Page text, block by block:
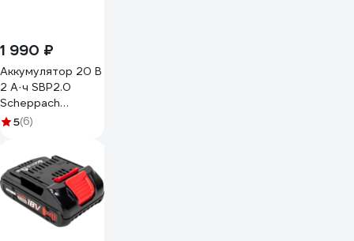
1 990 ₽
Аккумулятор 20 В
2 А·ч SBP2.0
Scheppach
7909201708
5(6)